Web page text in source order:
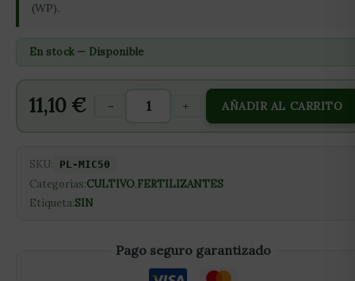
(WP).
En stock — Disponible
11,10 € - + AÑADIR AL CARRITO
SKU: PL-MIC50
Categorías:CULTIVO,FERTILIZANTES
Etiqueta:SIN
Pago seguro garantizado